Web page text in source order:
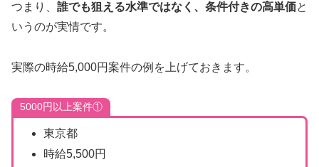
つまり、 誰でも狙える水準ではなく、条件付きの高単価と
いうのが実情です。
実際の時給5,000円案件の例を上げておきます。
5000円以上案件①
東京都
時給5,500円